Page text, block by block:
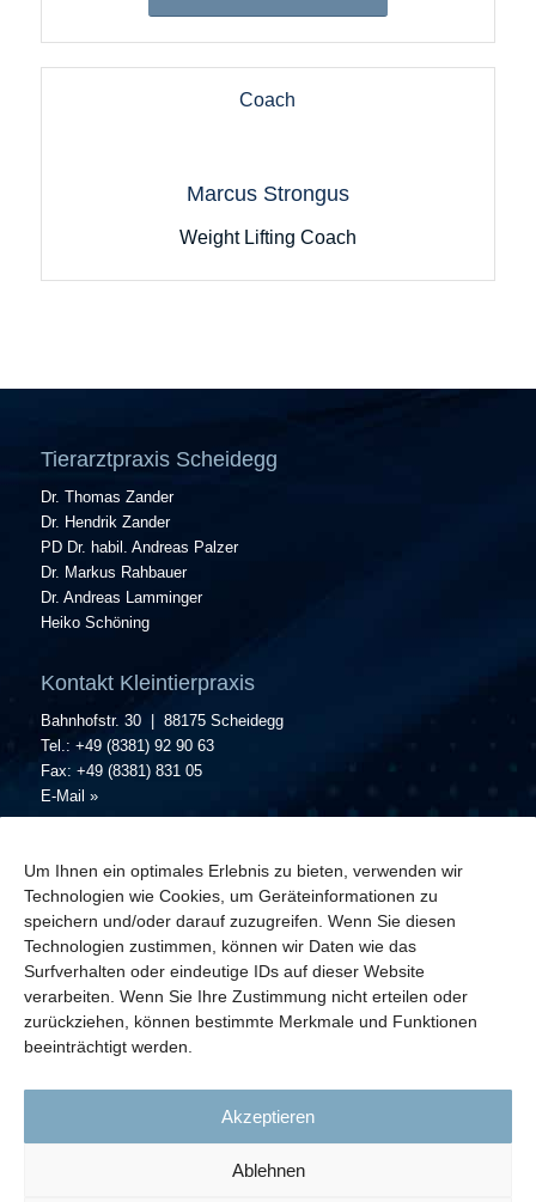
Um Ihnen ein optimales Erlebnis zu bieten, verwenden wir
Technologien wie Cookies, um Geräteinformationen zu
speichern und/oder darauf zuzugreifen. Wenn Sie diesen
Technologien zustimmen, können wir Daten wie das
Surfverhalten oder eindeutige IDs auf dieser Website
verarbeiten. Wenn Sie Ihre Zustimmung nicht erteilen oder
zurückziehen, können bestimmte Merkmale und Funktionen
beeinträchtigt werden.
Akzeptieren
Ablehnen
Coach
Marcus Strongus
Weight Lifting Coach
Tierarztpraxis Scheidegg
Dr. Thomas Zander
Dr. Hendrik Zander
PD Dr. habil. Andreas Palzer
Dr. Markus Rahbauer
Dr. Andreas Lamminger
Heiko Schöning
Kontakt Kleintierpraxis
Bahnhofstr. 30 | 88175 Scheidegg
Tel.: +49 (8381) 92 90 63
Fax: +49 (8381) 831 05
E-Mail »
Bahnhofstr. 30 | 88175 Scheidegg
Tel.: +49 (8381) 25 72
Fax: +49 (8381) 831 05
E-Mail »
Zweigstelle
Parkweg 3 | 84144 Geisenhausen